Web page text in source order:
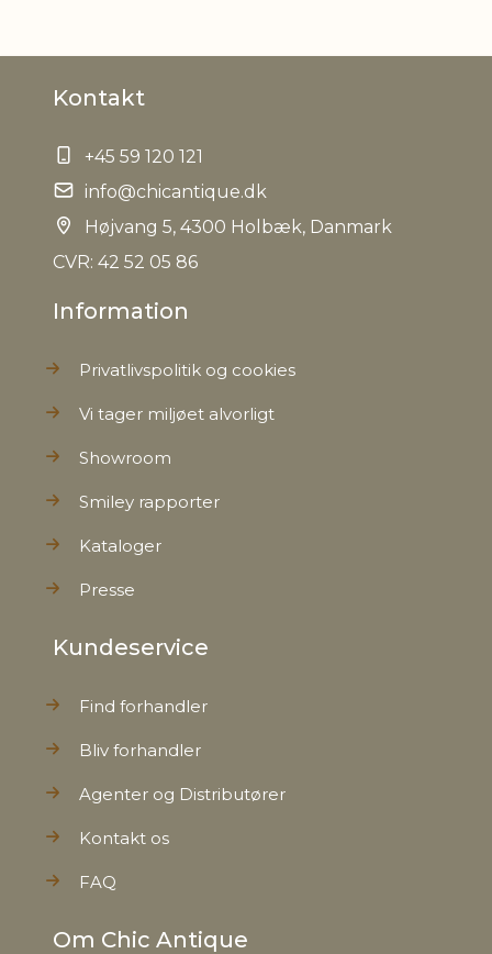
Kontakt
+45 59 120 121
info@chicantique.dk
Højvang 5, 4300 Holbæk, Danmark
CVR: 42 52 05 86
Information
Privatlivspolitik og cookies
Vi tager miljøet alvorligt
Showroom
Smiley rapporter
Kataloger
Presse
Kundeservice
Find forhandler
Bliv forhandler
Agenter og Distributører
Kontakt os
FAQ
Om Chic Antique